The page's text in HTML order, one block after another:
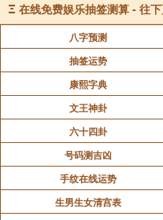
Ξ 在线免费娱乐抽签测算 - 往
八字预测
抽签运势
康熙字典
文王神卦
六十四卦
号码测吉凶
手纹在线运势
生男生女清宫表